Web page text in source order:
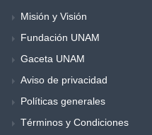
Misión y Visión
Fundación UNAM
Gaceta UNAM
Aviso de privacidad
Políticas generales
Términos y Condiciones